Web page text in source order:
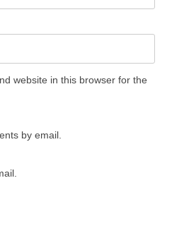
website in this browser for the
by email.